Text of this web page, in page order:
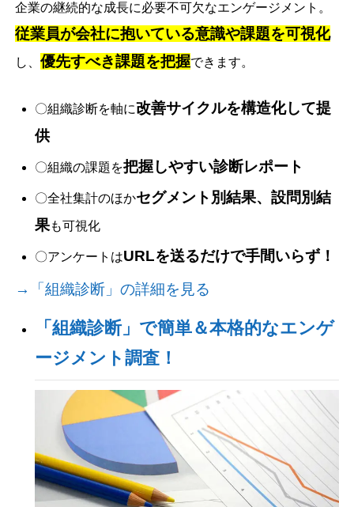
企業の継続的な成長に必要不可欠なエンゲージメント。
従業員が会社に抱いている意識や課題を可視化
し、優先すべき課題を把握できます。
〇組織診断を軸に改善サイクルを構造化して提
供
〇組織の課題を把握しやすい診断レポート
〇全社集計のほかセグメント別結果、設問別結
果も可視化
〇アンケートはURLを送るだけで手間いらず！
→「組織診断」の詳細を見る
「組織診断」で簡単＆本格的なエンゲ
ージメント調査！